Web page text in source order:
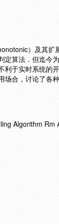
）及其扩
算法．但迄今
于实时系统的
合，讨论了各
Algorithm